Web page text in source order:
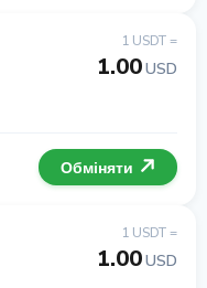
1 USDT =
1.00USD
Обміняти
1 USDT =
1.00USD